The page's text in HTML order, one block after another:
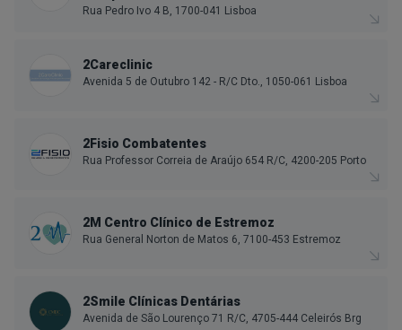
Rua Pedro Ivo 4 B, 1700-041 Lisboa
2Careclinic
Avenida 5 de Outubro 142 - R/C Dto., 1050-061 Lisboa
2Fisio Combatentes
Rua Professor Correia de Araújo 654 R/C, 4200-205 Porto
2M Centro Clínico de Estremoz
Rua General Norton de Matos 6, 7100-453 Estremoz
2Smile Clínicas Dentárias
Avenida de São Lourenço 71 R/C, 4705-444 Celeirós Brg